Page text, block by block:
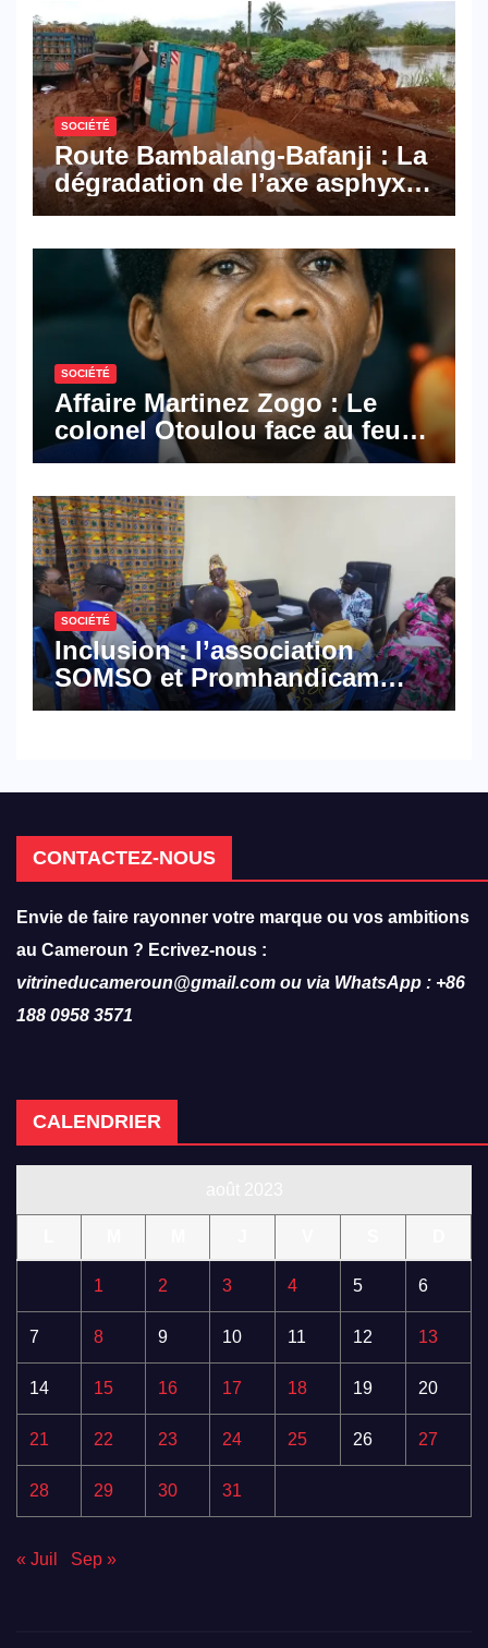
numériques made in
Cameroon
SOCIÉTÉ
Route Bambalang-Bafanji : La
dégradation de l’axe asphyxie
les activités économiques
SOCIÉTÉ
Affaire Martinez Zogo : Le
colonel Otoulou face au feu
croisé des avocats de la
SOCIÉTÉ
Inclusion : l’association
SOMSO et Promhandicam
militent en faveur d’une
CONTACTEZ-NOUS
Envie de faire rayonner votre marque ou vos ambitions
au Cameroun ? Ecrivez-nous :
vitrineducameroun@gmail.com ou via WhatsApp : +86
188 0958 3571
CALENDRIER
1 2 3 4 5 6
7 8 9 10 11 12 13
14 15 16 17 18 19 20
21 22 23 24 25 26 27
28 29 30 31
« Juil Sep »